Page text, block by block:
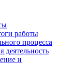
работы
процесса
деятельность
и